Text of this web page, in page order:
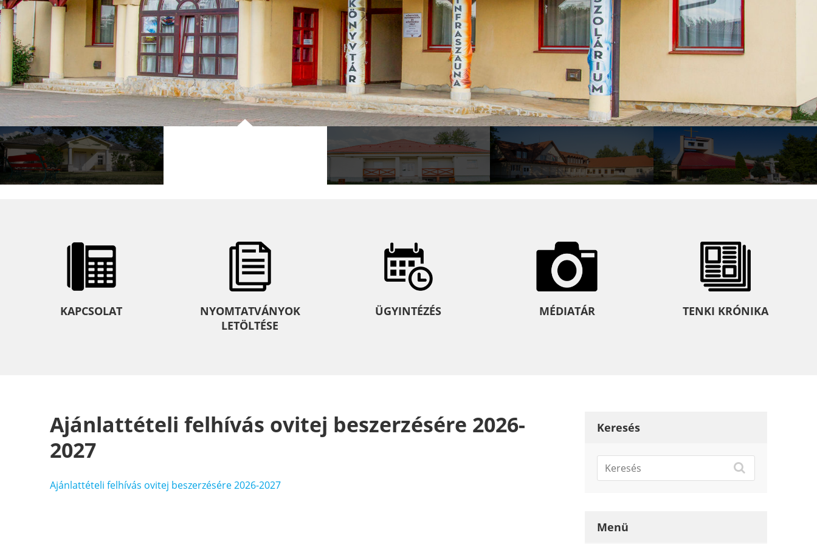
KAPCSOLAT
NYOMTATVÁNYOK
LETÖLTÉSE
ÜGYINTÉZÉS MÉDIATÁR TENKI KRÓNIKA
Ajánlattételi felhívás ovitej beszerzésére 2026-
2027
Ajánlattételi felhívás ovitej beszerzésére 2026-2027
Keresés
Menü